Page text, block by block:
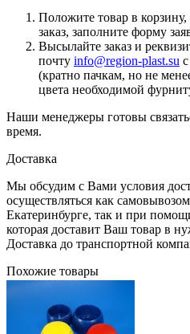
Положите товар в
заказ, заполните форму
Высылайте заказ и
почту info@region-plast.su
(кратно пачкам, но не
цвета необходимой
Наши менеджеры готовы
время.
Доставка
Мы обсудим с Вами условия
осуществляться как
Екатеринбурге, так и при
которая доставит Ваш товар в
Доставка до транспортной
Похожие товары